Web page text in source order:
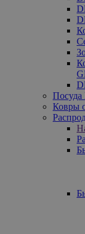
Ковры